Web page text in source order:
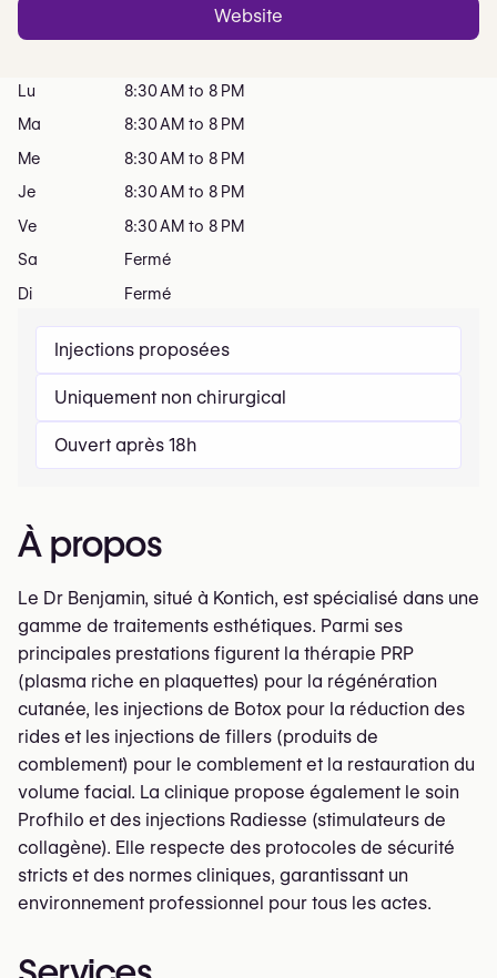
Website
Injections proposées
Uniquement non chirurgical
Ouvert après 18h
À propos
Le Dr Benjamin, situé à Kontich, est spécialisé dans une
gamme de traitements esthétiques. Parmi ses
principales prestations figurent la thérapie PRP
(plasma riche en plaquettes) pour la régénération
cutanée, les injections de Botox pour la réduction des
rides et les injections de fillers (produits de
comblement) pour le comblement et la restauration du
volume facial. La clinique propose également le soin
Profhilo et des injections Radiesse (stimulateurs de
collagène). Elle respecte des protocoles de sécurité
stricts et des normes cliniques, garantissant un
environnement professionnel pour tous les actes.
Lu
8:30 AM to 8 PM
Ma
8:30 AM to 8 PM
Me
8:30 AM to 8 PM
Je
8:30 AM to 8 PM
Ve
8:30 AM to 8 PM
Sa
Fermé
Di
Fermé